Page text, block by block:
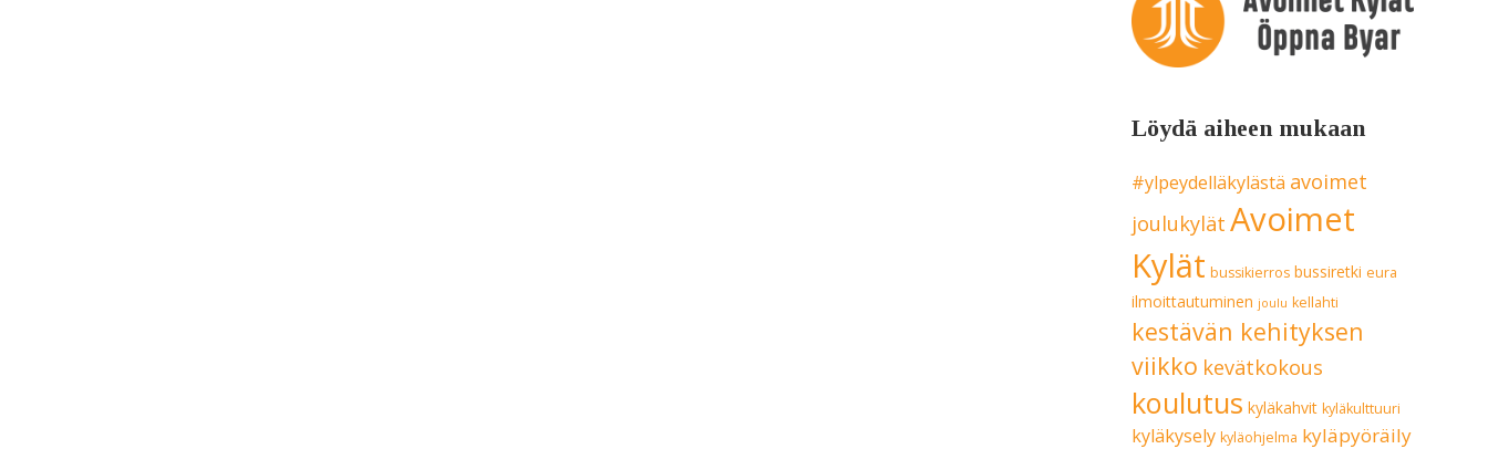
Löydä aiheen mukaan
#ylpeydelläkylästä avoimet
joulukylät Avoimet
Kylät bussikierros bussiretki eura
ilmoittautuminen joulu kellahti
kestävän kehityksen
viikko kevätkokous
koulutus kyläkahvit kyläkulttuuri
kyläkysely kyläohjelma kyläpyöräily